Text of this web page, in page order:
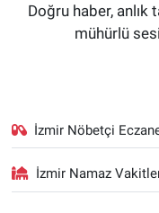
Doğru haber, anlık
mühürlü
İzmir Nöbetçi
İzmir Namaz